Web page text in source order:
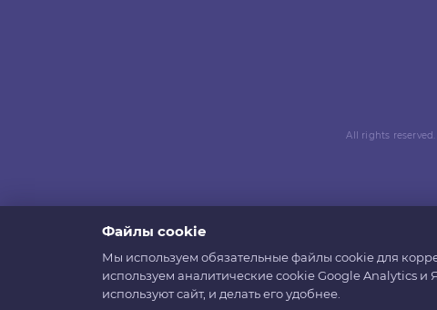
All rights
Файлы cookie
Мы используем обязательные файлы cookie для
используем аналитические cookie Google Analytics
используют сайт, и делать его удобнее.